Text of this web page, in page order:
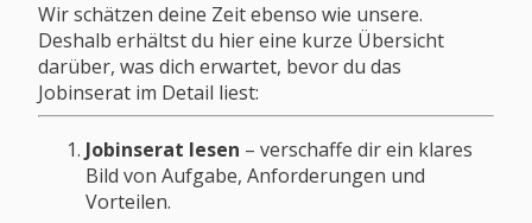
Wir schätzen deine Zeit ebenso wie unsere.
Deshalb erhältst du hier eine kurze Übersicht
darüber, was dich erwartet, bevor du das
Jobinserat im Detail liest:
Jobinserat lesen – verschaffe dir ein klares
Bild von Aufgabe, Anforderungen und
Vorteilen.